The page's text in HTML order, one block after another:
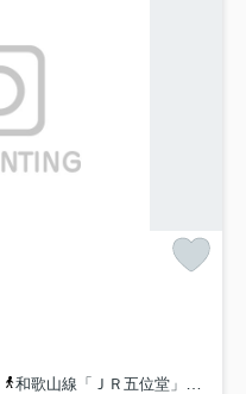
和歌山線「ＪＲ五位堂」駅 徒歩9分